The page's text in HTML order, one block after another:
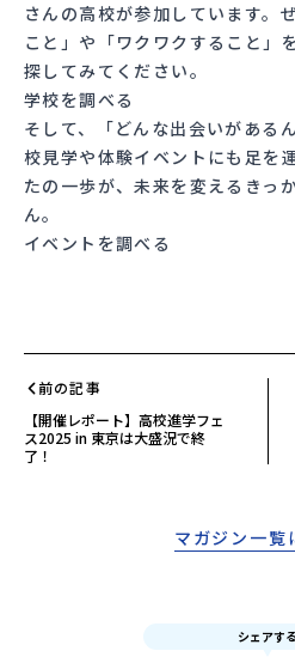
さんの高校が参加しています。
こと」や「ワクワクすること」
探してみてください。
学校を調べる
そして、「どんな出会いがある
校見学や体験イベントにも足を
たの一歩が、未来を変えるきっ
ん。
イベントを調べる
前の記事
【開催レポート】高校進学フェ
ス2025 in 東京は大盛況で終
了！
マガジン一覧
シェアする